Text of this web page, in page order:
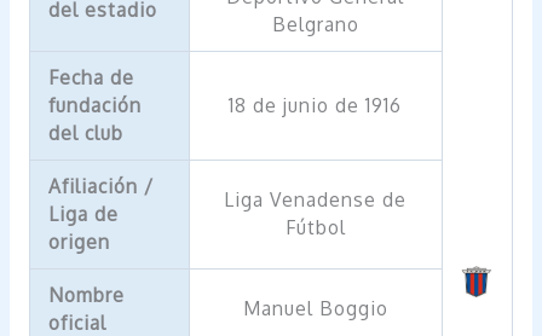
del estadio
Belgrano
Fecha de
fundación
del club
18 de junio de 1916
Afiliación /
Liga de
origen
Liga Venadense de
Fútbol
Nombre
oficial
Manuel Boggio